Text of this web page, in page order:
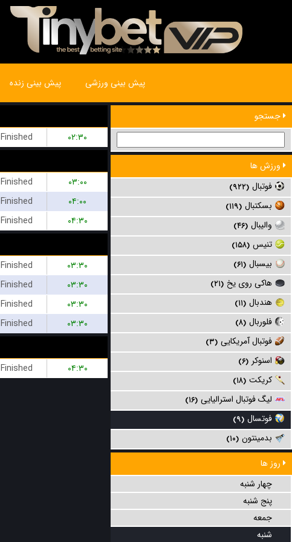
پیش بینی ورزشی پیش بینی زنده
جستجو
ورزش ها
فوتبال (۹۲۲)
بسکتبال (۱۱۹)
والیبال (۴۶)
تنیس (۱۵۸)
بیسبال (۶۱)
هاکی روی یخ (۲۱)
هندبال (۱۱)
فلوربال (۸)
فوتبال آمریکایی (۳)
اسنوکر (۶)
کریکت (۱۸)
لیگ فوتبال استرالیایی (۱۶)
فوتسال (۹)
بدمینتون (۱۰)
روز ها
چهار شنبه
پنج شنبه
جمعه
شنبه
Finished
۰۲:۳۰
Finished
۰۳:۰۰
Finished
۰۴:۰۰
Finished
۰۴:۳۰
Finished
۰۳:۳۰
Finished
۰۳:۳۰
Finished
۰۳:۳۰
Finished
۰۳:۳۰
Finished ۰۴:۳۰